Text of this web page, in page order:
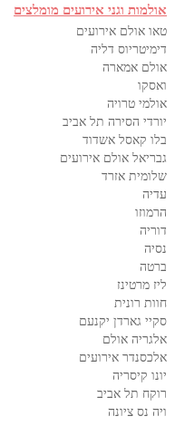
אולמות וגני אירועים מומלצים
טאו אולם אירועים
דימיטריוס דליה
אולם אמארה
ואסקו
אולמי טרויה
יורדי הסירה תל אביב
בלו קאסל אשדוד
גבריאל אולם אירועים
שלומית אזרד
עדיה
הרמוזו
דוריה
נסיה
ברטה
ליז מרטינז
חוות רונית
סקיי גארדן יקנעם
אלגריה אולם
אלכסנדר אירועים
יונו קיסריה
רוקח תל אביב
ויה נס ציונה